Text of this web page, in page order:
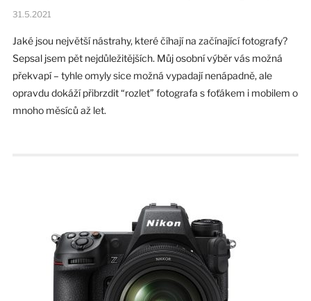
31.5.2021
Jaké jsou největší nástrahy, které číhají na začínající fotografy?
Sepsal jsem pět nejdůležitějších. Můj osobní výběr vás možná
překvapí – tyhle omyly sice možná vypadají nenápadně, ale
opravdu dokáží přibrzdit “rozlet” fotografa s foťákem i mobilem o
mnoho měsíců až let.